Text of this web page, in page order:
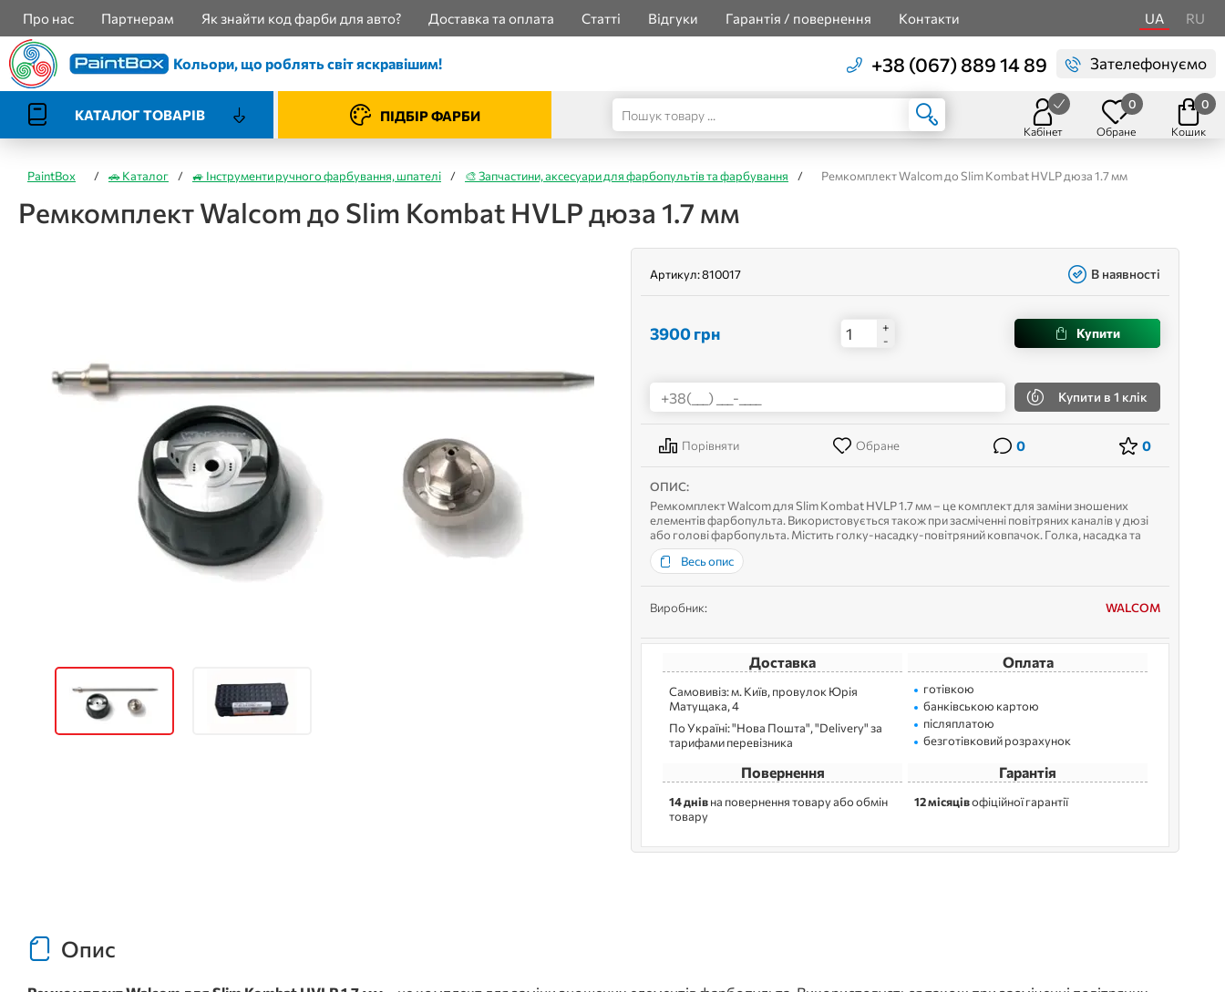
Про нас Партнерам Як знайти код фарби для авто? Доставка та оплата Статті Відгуки Гарантія / повернення Контакти UA RU
Кольори, що роблять світ яскравішим! +38 (067) 889 14 89 Зателефонуємо
КАТАЛОГ ТОВАРІВ ПІДБІР ФАРБИ
Кабінет Обране
0
Кошик
0
PaintBox / 🚗 Каталог / 🚙 Інструменти ручного фарбування, шпателі / 🎨 Запчастини, аксесуари для фарбопультів та фарбування / Ремкомплект Walcom до Slim Kombat HVLP дюза 1.7 мм
Ремкомплект Walcom до Slim Kombat HVLP дюза 1.7 мм
Артикул:810017 В наявності
3900грн
+
-
Купити
Купити в 1 клік
Порівняти Обране 0 0
ОПИС:
Ремкомплект Walcom для Slim Kombat HVLP 1.7 мм – це комплект для заміни зношених
елементів фарбопульта. Використовується також при засміченні повітряних каналів у дюзі
або голові фарбопульта. Містить голку-насадку-повітряний ковпачок. Голка, насадка та
повітряний ковпачок, необ...
Весь опис
Виробник: WALCOM
Доставка
Самовивіз: м. Kиїв, провулок Юрія
Матущака, 4
По Україні: "Нова Пошта", "Delivery" за
тарифами перевізника
Оплата
готівкою
банківською картою
післяплатою
безготівковий розрахунок
Повернення
14 днівна повернення товару або обмін
товару
Гарантія
12 місяцівофіційної гарантії
Опис